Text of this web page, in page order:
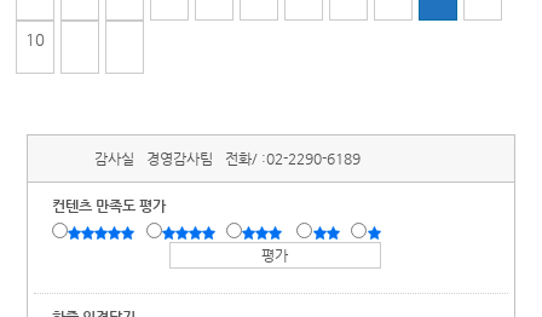
10
감사실 경영감사팀 전화/ :02-2290-6189
컨텐츠 만족도 평가